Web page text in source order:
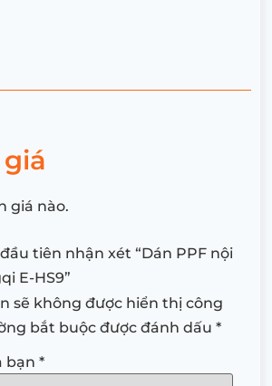
giá nào.
tiên nhận xét “Dán PPF nội
E-HS9”
sẽ không được hiển thị công
bắt buộc được đánh dấu *
bạn *